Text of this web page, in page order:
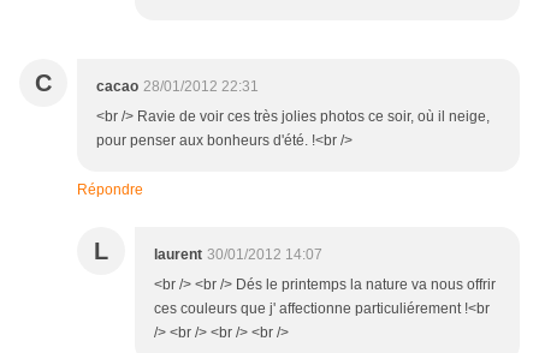
C cacao 28/01/2012 22:31
<br /> Ravie de voir ces très jolies photos ce soir, où il neige,
pour penser aux bonheurs d'été. !<br />
Répondre
L laurent 30/01/2012 14:07
<br /> <br /> Dés le printemps la nature va nous offrir
ces couleurs que j' affectionne particuliérement !<br
/> <br /> <br /> <br />